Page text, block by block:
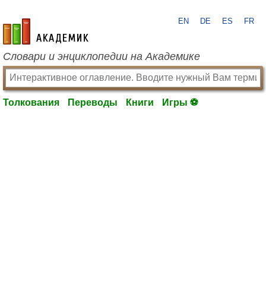
academic.ru
EN DE ES FR
Словари и энциклопедии на Академике
Толкования Переводы Книги Игры ⚽